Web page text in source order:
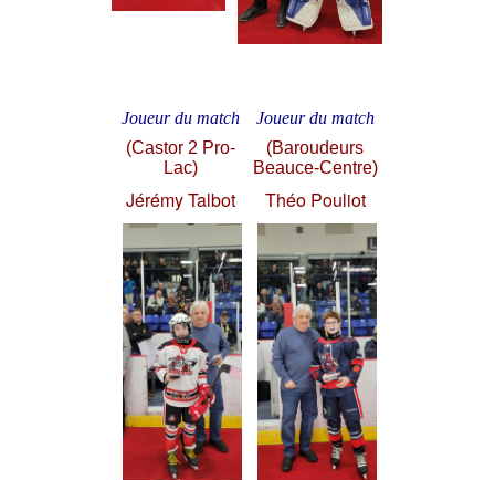
Joueur du match
(Castor 2 Pro-
Lac)
Joueur du match
(Baroudeurs
Beauce-Centre)
Jérémy Talbot Théo Pouliot